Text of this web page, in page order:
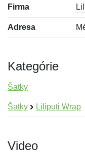
Firma
Adresa
Kategórie
Šatky
Šatky Liliputi Wrap
Video